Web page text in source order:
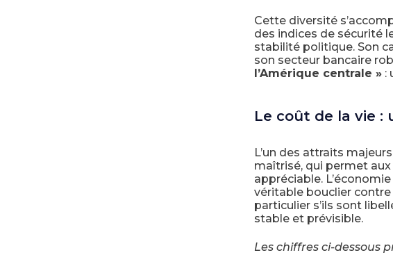
Cette diversité
des indices de sécurité
stabilité politique. Son
son secteur bancaire
l’Amérique centrale »:
Le coût de la vie :
L’un des attraits
maîtrisé, qui permet
appréciable.
véritable bouclier contre
particulier s’ils sont
stable et prévisible.
Les chiffres ci-dessous